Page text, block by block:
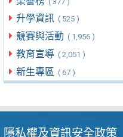
升學資訊 ( 525 )
競賽與活動 ( 1,956 )
教育宣導 ( 2,051 )
新生專區 ( 67 )
隱私權及資訊安全政策